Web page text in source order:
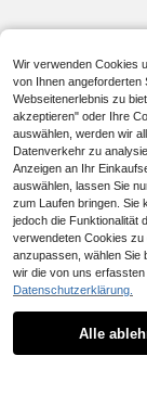
Wir verwenden Cookies
von Ihnen angeforderten
Webseitenerlebnis zu
akzeptieren" oder Ihre
auswählen, werden wir
Datenverkehr zu
Anzeigen an Ihr
auswählen, lassen Sie
zum Laufen bringen. Sie
jedoch die Funktionalität
verwendeten Cookies zu
anzupassen, wählen Sie
wir die von uns erfassten
Datenschutzerklärung.
Alle